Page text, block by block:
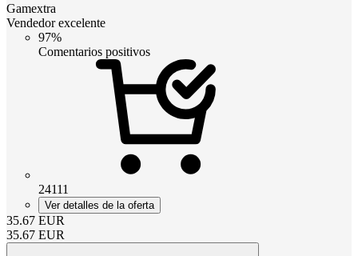
Gamextra
Vendedor excelente
97%
Comentarios positivos
24111
Ver detalles de la oferta
35.67 EUR
35.67 EUR